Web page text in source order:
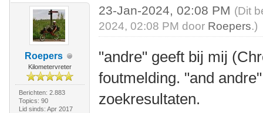
Roepers
Kilometervreter
Berichten: 2.883
Topics: 90
Lid sinds: Apr 2017
23-Jan-2024, 02:08 PM (Dit
2024, 02:08 PM door Roepers.)
"andre" geeft bij mij
foutmelding. "and
zoekresultaten.